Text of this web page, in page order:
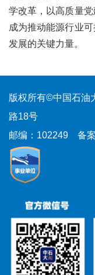
学改革，以高质量
成为推动能源行业
发展的关键力量。
版权所有©中国石油
路18号
邮编：102249
备